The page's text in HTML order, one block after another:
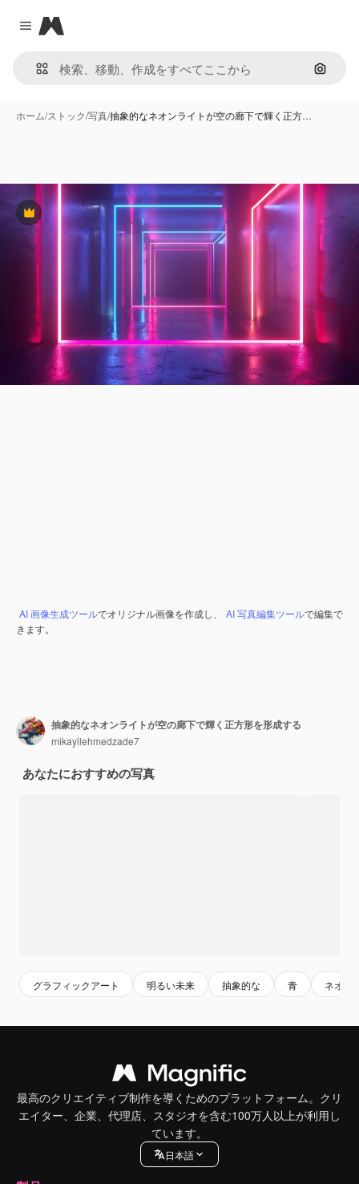
Close menu
Magnific
画像で
ホーム/ストック/写真/抽象的なネオンライトが空の廊下で輝く正方…
Premium
AI 画像生成ツールでオリジナル画像を作成し、 AI 写真編集ツールで編集で
きます。
抽象的なネオンライトが空の廊下で輝く正方形を形成する
mikayilehmedzade7
あなたにおすすめの写真
グラフィックアート 明るい未来 抽象的な 青 ネオン
最高のクリエイティブ制作を導くためのプラットフォーム。クリ
エイター、企業、代理店、スタジオを含む100万人以上が利用し
ています。
日本語